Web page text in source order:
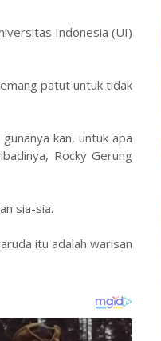
Indonesia (UI)
patut untuk tidak
kan, untuk apa
Rocky Gerung
sia-sia.
itu adalah warisan